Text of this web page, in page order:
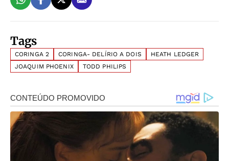
Tags
CORINGA 2 CORINGA- DELÍRIO A DOIS
HEATH LEDGER
JOAQUIM PHOENIX
TODD PHILIPS